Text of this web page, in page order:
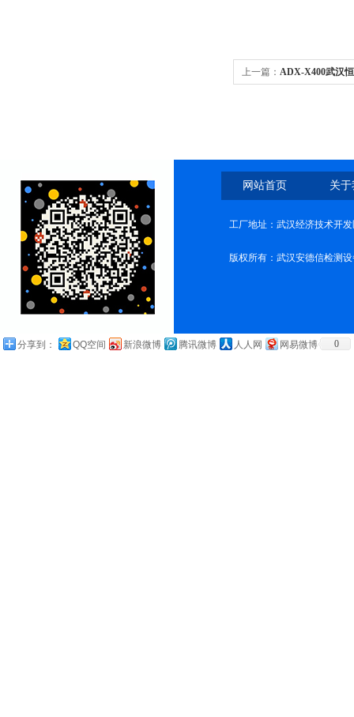
上一篇： ADX-X400武汉
网站首页 关
工厂地址：武汉经济技术开
版权所有：武汉安德信检测
分享到： QQ空间 新浪微博 腾讯微博 人人网 网易微博 0